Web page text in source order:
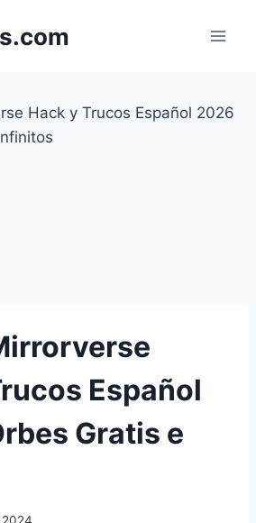
Español
Gratis e
2024